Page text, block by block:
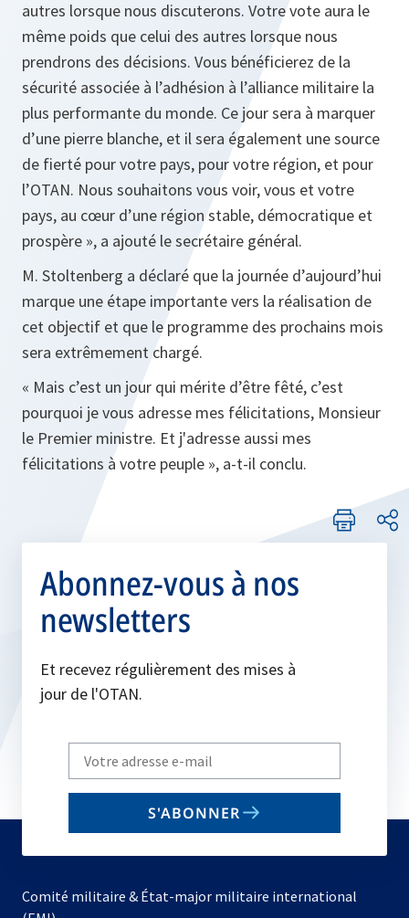
autres lorsque nous discuterons. Votre vote aura le
même poids que celui des autres lorsque nous
prendrons des décisions. Vous bénéficierez de la
sécurité associée à l’adhésion à l’alliance militaire la
plus performante du monde. Ce jour sera à marquer
d’une pierre blanche, et il sera également une source
de fierté pour votre pays, pour votre région, et pour
l’OTAN. Nous souhaitons vous voir, vous et votre
pays, au cœur d’une région stable, démocratique et
prospère », a ajouté le secrétaire général.
M. Stoltenberg a déclaré que la journée d’aujourd’hui
marque une étape importante vers la réalisation de
cet objectif et que le programme des prochains mois
sera extrêmement chargé.
« Mais c’est un jour qui mérite d’être fêté, c’est
pourquoi je vous adresse mes félicitations, Monsieur
le Premier ministre. Et j'adresse aussi mes
félicitations à votre peuple », a-t-il conclu.
Abonnez-vous à nos
newsletters
Et recevez régulièrement des mises à
jour de l'OTAN.
Write
your
email
S'ABONNER
Comité militaire & État-major militaire international